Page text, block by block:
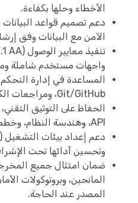
الأخطاء وحلها بكفاءة.
دعم تصميم قواعد
الآمن مع البيانات وفق
واجهات مستخدم شاملة
المساعدة في إدارة
Git/GitHub، ومراجعات الكود، ومراقبة خطوط CI/CD.
الحفاظ على التوثيق
API، وهندسة النظام، وخطط النشر.
دعم إعداد بيئات التشغيل
وتحسين أدائها تحت
ضمان امتثال جميع
المانحين، وبروتوكولات
المصدر عند الحاجة.